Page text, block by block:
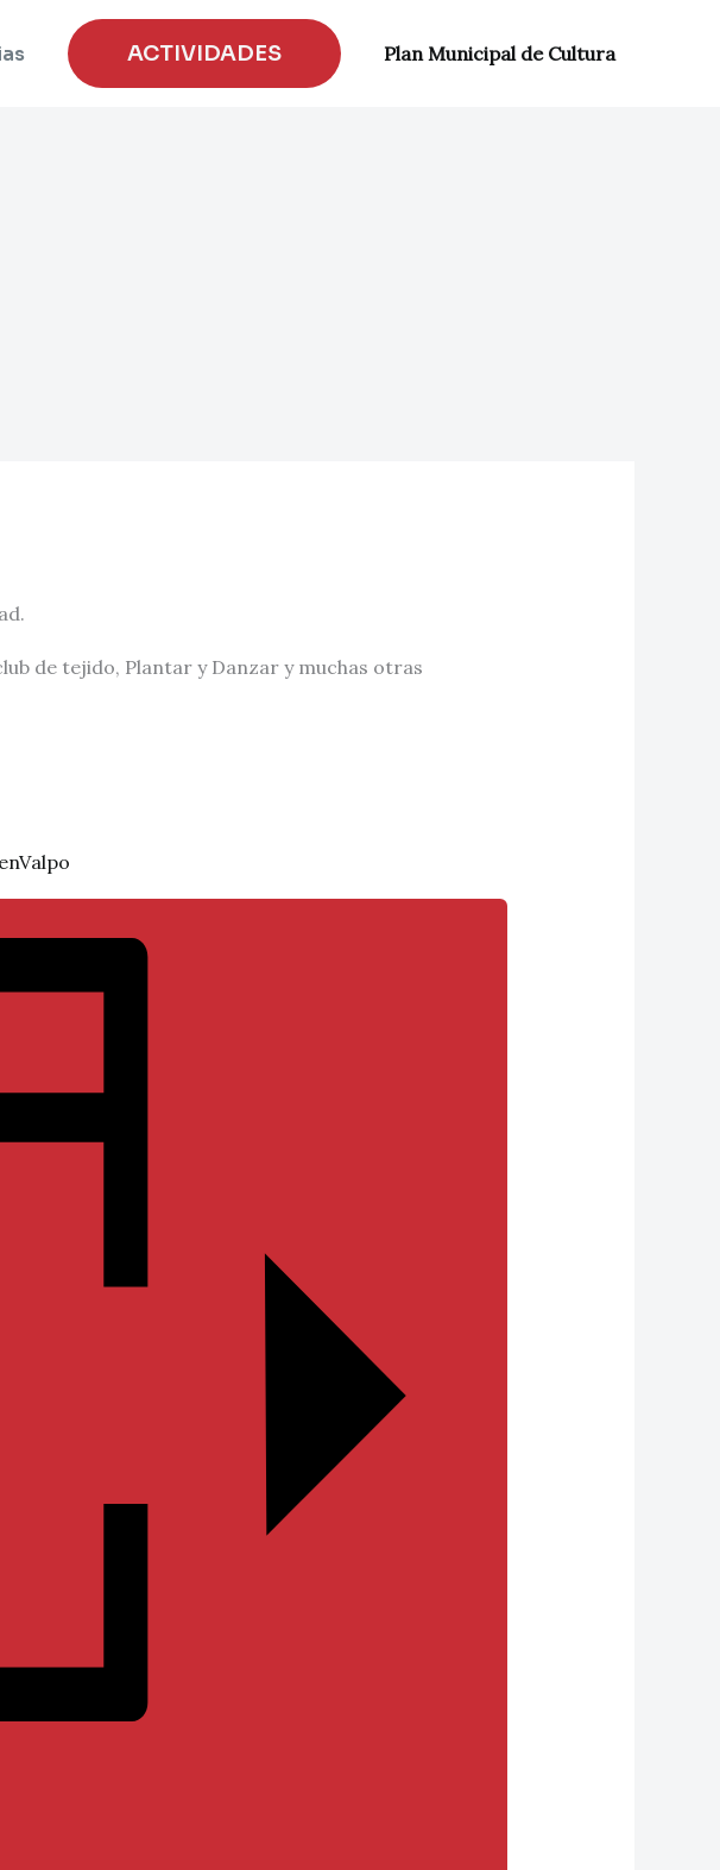
ACTIVIDADES Plan Municipal de Cultura
de tejido, Plantar y Danzar y muchas otras